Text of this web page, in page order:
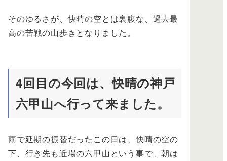
そのゆるさが、快晴の空とは裏腹な、過去最
高の苦戦の山歩きとなりました。
4回目の今回は、快晴の神戸
六甲山へ行って来ました。
雨で延期の振替だったこの日は、快晴の空の
下、行き先も近場の六甲山という事で、朝は